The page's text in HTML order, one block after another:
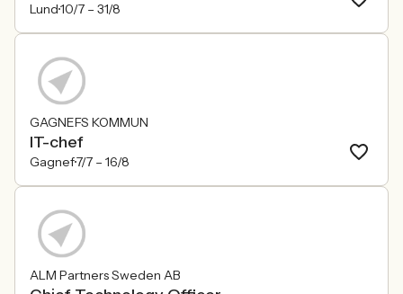
Lund10/7 – 31/8
GAGNEFS KOMMUN
IT-chef
Gagnef7/7 – 16/8
ALM Partners Sweden AB